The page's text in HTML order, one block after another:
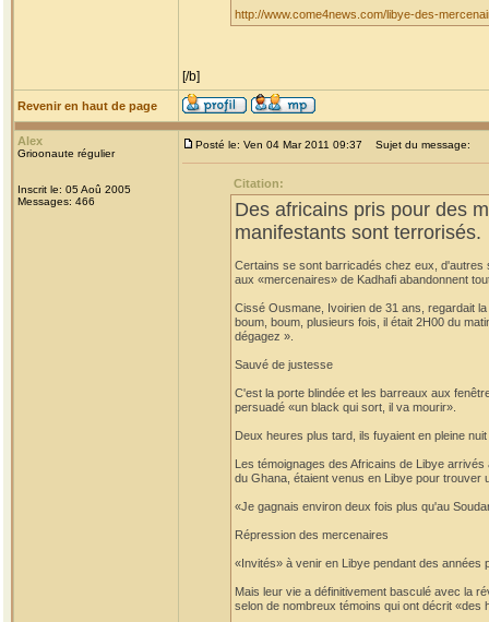
http://www.come4news.com/libye-des-
[/b]
Revenir en haut de page
Alex
Grioonaute régulier
Inscrit le: 05 Aoû 2005
Messages: 466
Posté le: Ven 04 Mar 2011 09:37 Sujet du message:
Citation:
Des africains pris pour des
manifestants sont terrorisés.
Certains se sont barricadés chez eux,
aux «mercenaires» de Kadhafi abandonnent
Cissé Ousmane, Ivoirien de 31 ans, regardait
boum, boum, plusieurs fois, il était 2H00 du
dégagez ».
Sauvé de justesse
C'est la porte blindée et les barreaux aux
persuadé «un black qui sort, il va mourir».
Deux heures plus tard, ils fuyaient en pleine
Les témoignages des Africains de Libye
du Ghana, étaient venus en Libye pour trouver
«Je gagnais environ deux fois plus qu'au
Répression des mercenaires
«Invités» à venir en Libye pendant des années
Mais leur vie a définitivement basculé avec la
selon de nombreux témoins qui ont décrit